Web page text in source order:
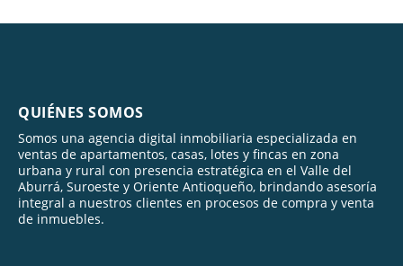
QUIÉNES SOMOS
Somos una agencia digital inmobiliaria especializada en
ventas de apartamentos, casas, lotes y fincas en zona
urbana y rural con presencia estratégica en el Valle del
Aburrá, Suroeste y Oriente Antioqueño, brindando asesoría
integral a nuestros clientes en procesos de compra y venta
de inmuebles.